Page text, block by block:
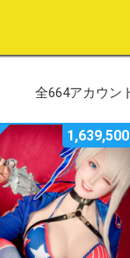
全664アカウン
1,639,500